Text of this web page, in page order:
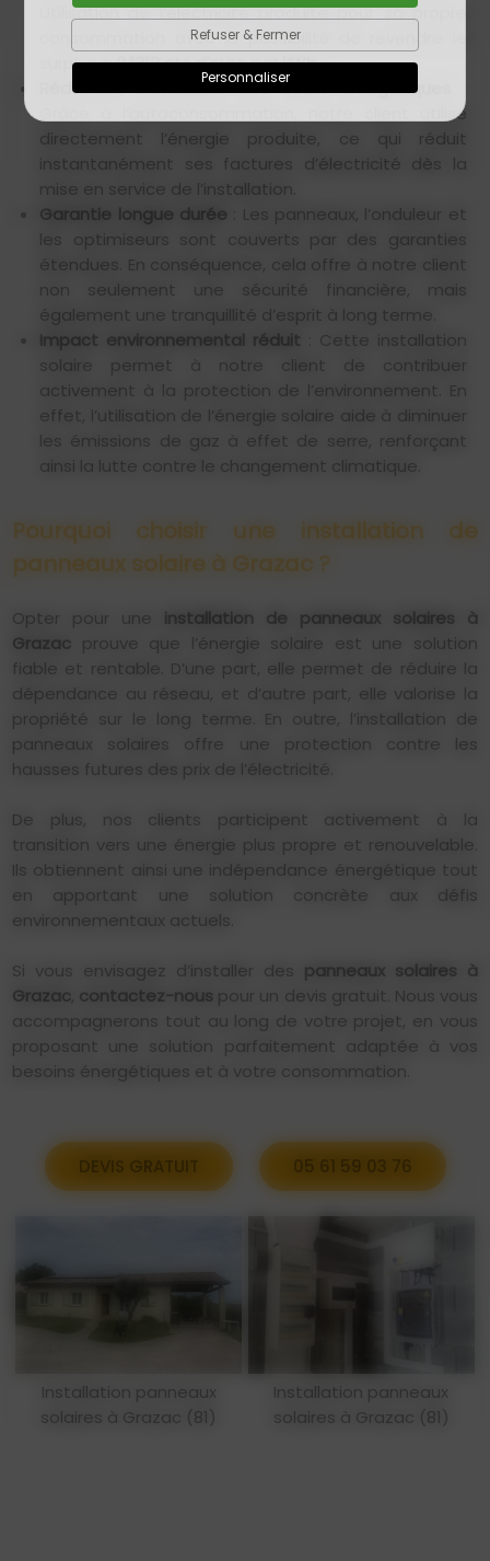
Refuser & Fermer
Personnaliser
Utilisation de l’électricité produite pour sa propre
consommation avec la possibilité de revendre le
surplus à0,1313 cts d’euro par kWh.
Réduction immédiate des coûts énergétiques
Grâce à l’autoconsommation, notre client utilise
directement l’énergie produite, ce qui réduit
instantanément ses factures d’électricité dès la
mise en service de l’installation.
Garantie longue durée : Les panneaux, l’onduleur et
les optimiseurs sont couverts par des garanties
étendues. En conséquence, cela offre à notre client
non seulement une sécurité financière, mais
également une tranquillité d’esprit à long terme.
Impact environnemental réduit : Cette installation
solaire permet à notre client de contribuer
activement à la protection de l’environnement. En
effet, l’utilisation de l’énergie solaire aide à diminuer
les émissions de gaz à effet de serre, renforçant
ainsi la lutte contre le changement climatique.
Pourquoi choisir une installation de
panneaux solaire à Grazac ?
Opter pour une installation de panneaux solaires à
Grazac prouve que l’énergie solaire est une solution
fiable et rentable. D’une part, elle permet de réduire la
dépendance au réseau, et d’autre part, elle valorise la
propriété sur le long terme. En outre, l’installation de
panneaux solaires offre une protection contre les
hausses futures des prix de l’électricité.
De plus, nos clients participent activement à la
transition vers une énergie plus propre et renouvelable.
Ils obtiennent ainsi une indépendance énergétique tout
en apportant une solution concrète aux défis
environnementaux actuels.
Si vous envisagez d’installer des panneaux solaires à
Grazac, contactez-nous pour un devis gratuit. Nous vous
accompagnerons tout au long de votre projet, en vous
proposant une solution parfaitement adaptée à vos
besoins énergétiques et à votre consommation.
DEVIS GRATUIT 05 61 59 03 76
Installation panneaux
solaires à Grazac (81)
Installation panneaux
solaires à Grazac (81)